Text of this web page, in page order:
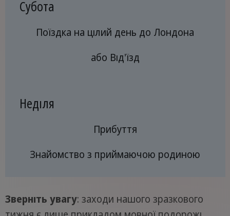
Субота
Поїздка на цілий день до Лондона
або Від'їзд
Неділя
Прибуття
Знайомство з приймаючою родиною
Зверніть увагу: заходи нашого зразкового